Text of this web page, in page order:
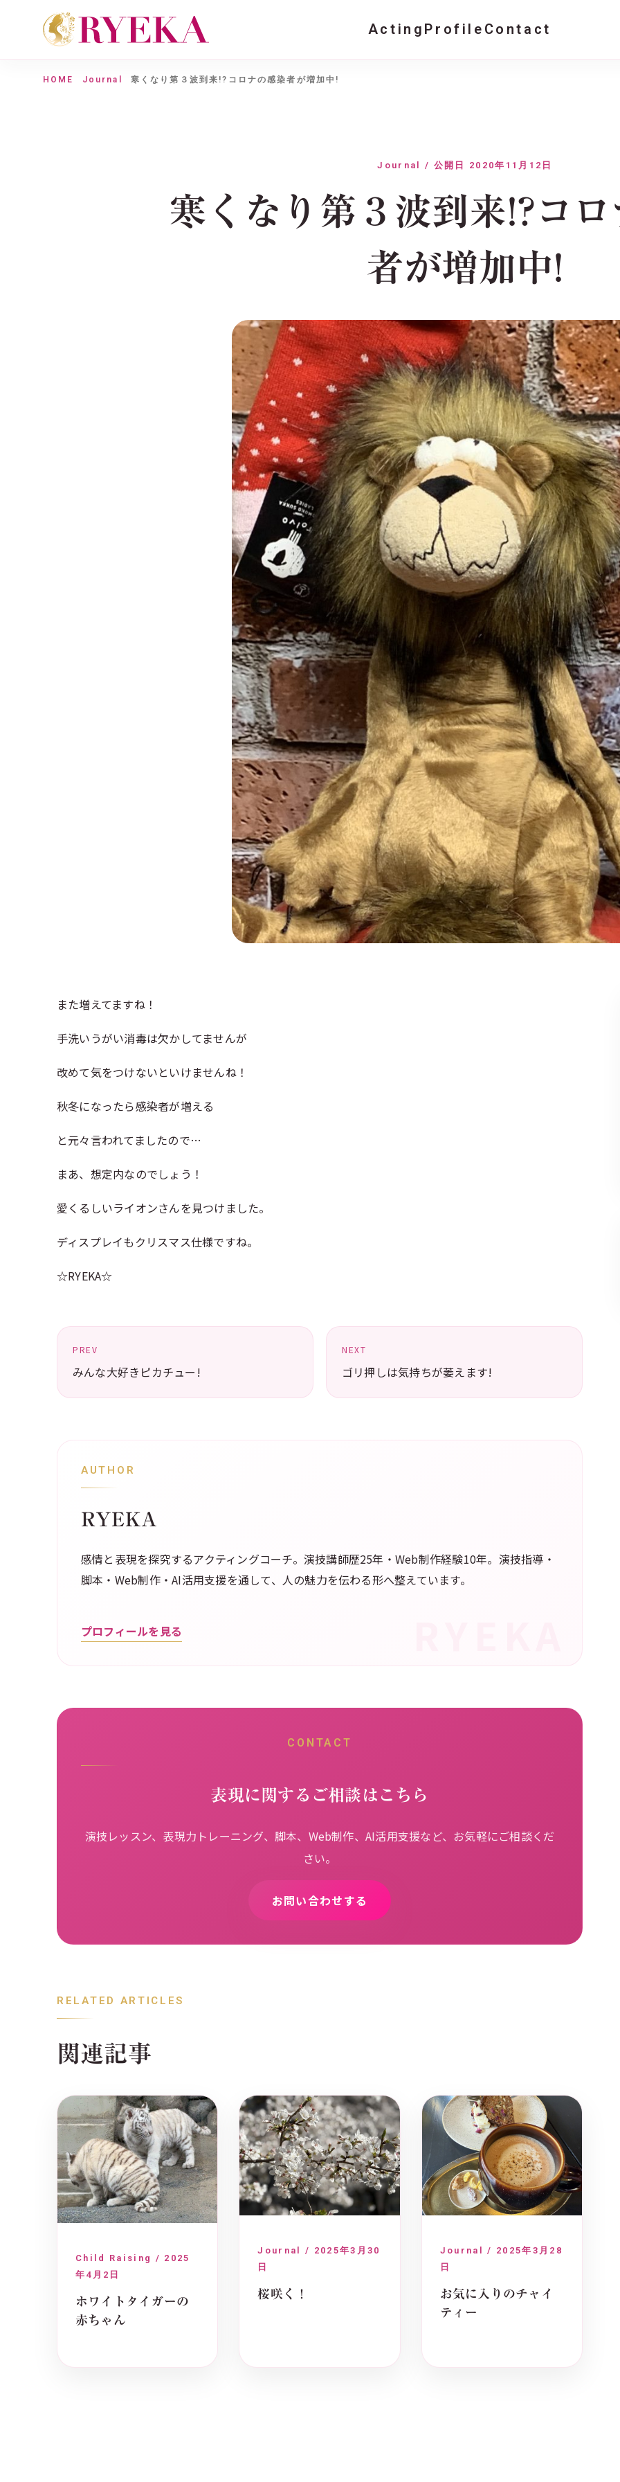
Acting Profile Contact
HOME Journal 寒くなり第３波到来!?コロナの感染者が増加中!
Journal / 公開日 2020年11月12日
寒くなり第３波到来!?コ
者が増加中!
また増えてますね！
手洗いうがい消毒は欠かしてませんが
改めて気をつけないといけませんね！
秋冬になったら感染者が増える
と元々言われてましたので…
まあ、想定内なのでしょう！
愛くるしいライオンさんを見つけました。
ディスプレイもクリスマス仕様ですね。
☆RYEKA☆
PREV
みんな大好きピカチュー!
NEXT
ゴリ押しは気持ちが萎えます!
AUTHOR
RYEKA
感情と表現を探究するアクティングコーチ。演技講師歴25年・Web制作経験10年。演技指導・
脚本・Web制作・AI活用支援を通して、人の魅力を伝わる形へ整えています。
プロフィールを見る
CONTACT
表現に関するご相談はこちら
演技レッスン、表現力トレーニング、脚本、Web制作、AI活用支援など、お気軽にご相談くだ
さい。
お問い合わせする
RELATED ARTICLES
関連記事
Child Raising / 2025
年4月2日
ホワイトタイガーの
赤ちゃん
Journal / 2025年3月30
日
桜咲く！
Journal / 2025年3月28
日
お気に入りのチャイ
ティー